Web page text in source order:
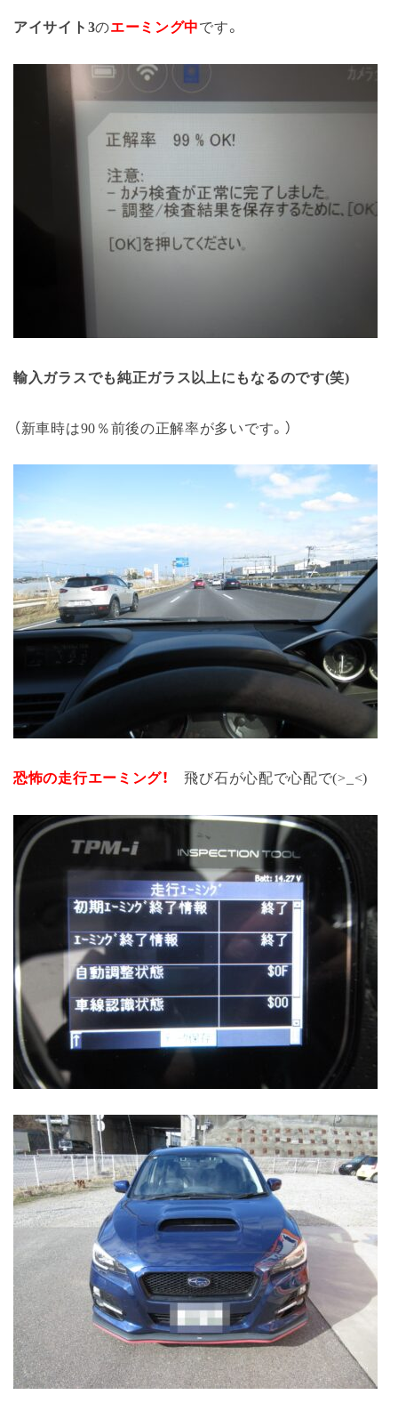
アイサイト3のエーミング中です。
輸入ガラスでも純正ガラス以上にもなるのです(笑)
（新車時は90％前後の正解率が多いです。）
恐怖の走行エーミング！ 飛び石が心配で心配で(>_<)